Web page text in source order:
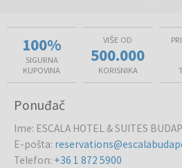
100%
SIGURNA
KUPOVINA
VIŠE OD
500.000
KORISNIKA
Ponuđač
Ime: ESCALA HOTEL & SUITES
E-pošta:
Telefon: +36 1 872 5900